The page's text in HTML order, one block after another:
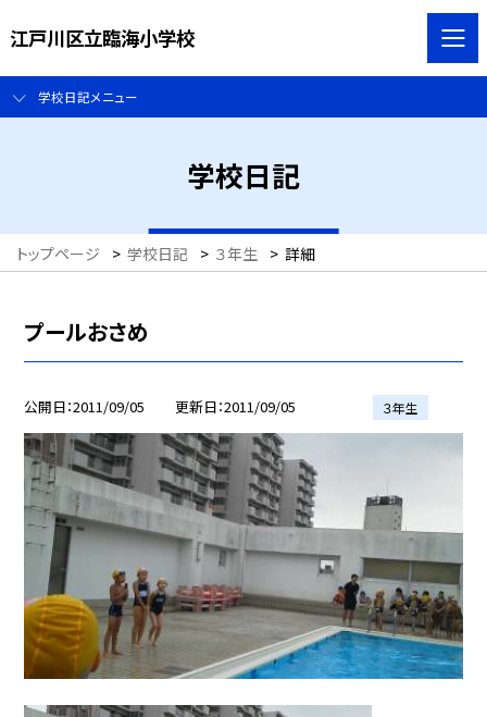
江戸川区立臨海小学校
学校日記メニュー
学校日記
トップページ > 学校日記 > ３年生 > 詳細
プールおさめ
公開日 2011/09/05 更新日 2011/09/05 ３年生